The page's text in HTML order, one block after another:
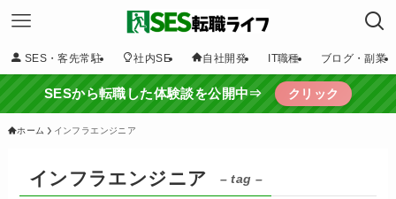
SES・客先常駐 社内SE 自社開発 IT職種 ブログ・副業
SESから転職した体験談を公開中⇒ クリック
ホーム インフラエンジニア
インフラエンジニア – tag –